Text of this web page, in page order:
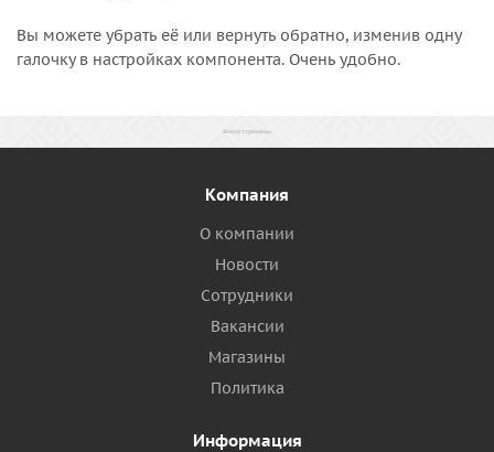
Вы можете убрать её или вернуть обратно, изменив одну
галочку в настройках компонента. Очень удобно.
Компания
О компании
Новости
Сотрудники
Вакансии
Магазины
Политика
Информация